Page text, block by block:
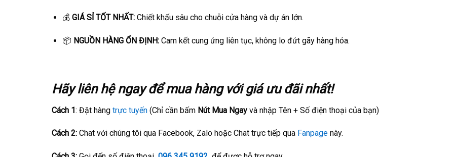
💰 GIÁ SỈ TỐT NHẤT:Chiết khấu sâu cho chuỗi cửa hàng và dự án lớn.
📦 NGUỒN HÀNG ỔN ĐỊNH:Cam kết cung ứng liên tục, không lo đứt gãy hàng hóa.
Hãy liên hệ ngay để mua hàng với giá ưu đãi nhất!
Cách 1: Đặt hàng trực tuyến (Chỉ cần bấm Nút Mua Ngay và nhập Tên + Số điện thoại của bạn)
Cách 2: Chat với chúng tôi qua Facebook, Zalo hoặc Chat trực tiếp qua Fanpage này.